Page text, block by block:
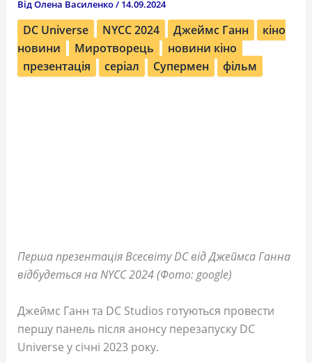
ВідОлена Василенко/ 14.09.2024
DC Universe NYCC 2024 Джеймс Ганн
кіно
новини
Миротворець
новини кіно
презентація
серіал Супермен фільм
Перша презентація Всесвіту DC від Джеймса Ганна
відбудеться на NYCC 2024 (Фото: google)
Джеймс Ганн та DC Studios готуються провести
першу панель після анонсу перезапуску DC
Universe у січні 2023 року.